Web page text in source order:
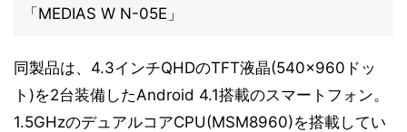
「MEDIAS W N-05E」
同製品は、4.3インチQHDのTFT液晶(540×960ドッ
ト)を2台装備したAndroid 4.1搭載のスマートフォン。
1.5GHzのデュアルコアCPU(MSM8960)を搭載してい